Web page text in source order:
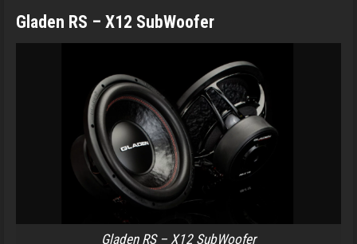
Gladen RS – X12 SubWoofer
Gladen RS – X12 SubWoofer